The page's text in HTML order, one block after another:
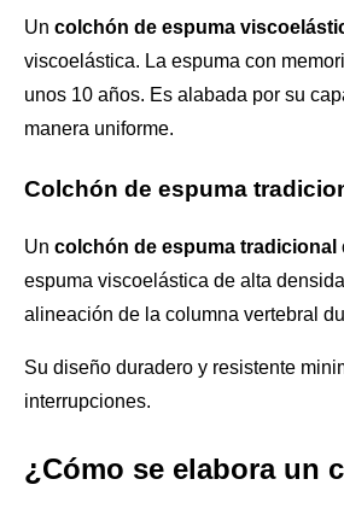
Un colchón de espuma
viscoelástica. La espuma con
unos 10 años. Es alabada por su
manera uniforme.
Colchón de espuma
Un colchón de espuma tradicional
espuma viscoelástica de alta
alineación de la columna vertebral
Su diseño duradero y resistente
interrupciones.
¿Cómo se elabora un